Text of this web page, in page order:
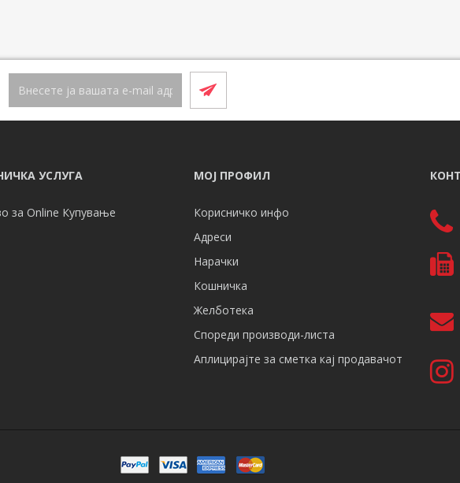
УСЛУГА
за Online Купување
МОЈ ПРОФИЛ
Корисничко инфо
Адреси
Нарачки
Кошничка
Желботека
Спореди производи-листа
Аплицирајте за сметка кај продавачот